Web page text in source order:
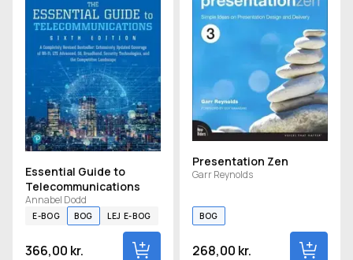
Essential Guide to
Telecommunications
Annabel Dodd
E-BOG BOG LEJ E-BOG
366,00 kr.
Presentation Zen
Garr Reynolds
BOG
268,00 kr.